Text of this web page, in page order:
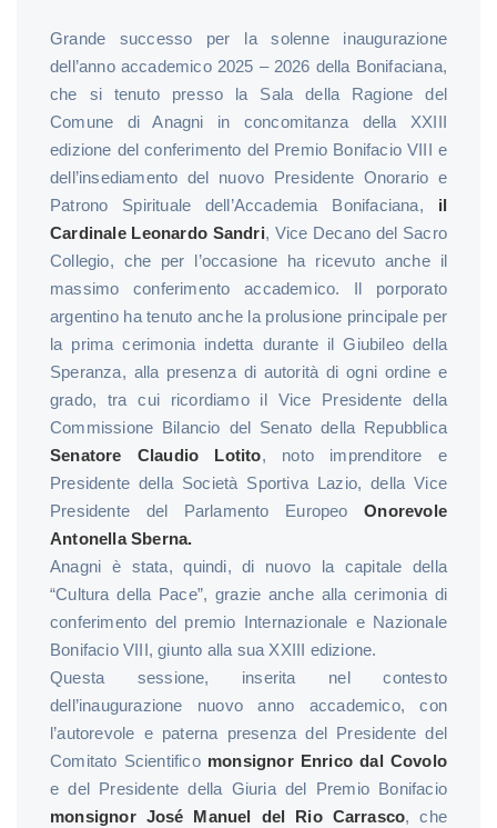
Grande successo per la solenne inaugurazione
dell’anno accademico 2025 – 2026 della Bonifaciana,
che si tenuto presso la Sala della Ragione del
Comune di Anagni in concomitanza della XXIII
edizione del conferimento del Premio Bonifacio VIII e
dell’insediamento del nuovo Presidente Onorario e
Patrono Spirituale dell’Accademia Bonifaciana, il
Cardinale Leonardo Sandri, Vice Decano del Sacro
Collegio, che per l’occasione ha ricevuto anche il
massimo conferimento accademico. Il porporato
argentino ha tenuto anche la prolusione principale per
la prima cerimonia indetta durante il Giubileo della
Speranza, alla presenza di autorità di ogni ordine e
grado, tra cui ricordiamo il Vice Presidente della
Commissione Bilancio del Senato della Repubblica
Senatore Claudio Lotito, noto imprenditore e
Presidente della Società Sportiva Lazio, della Vice
Presidente del Parlamento EuropeoOnorevole
Antonella Sberna.
Anagni è stata, quindi, di nuovo la capitale della
“Cultura della Pace”, grazie anche alla cerimonia di
conferimento del premio Internazionale e Nazionale
Bonifacio VIII, giunto alla sua XXIII edizione.
Questa sessione, inserita nel contesto
dell’inaugurazione nuovo anno accademico, con
l’autorevole e paterna presenza del Presidente del
Comitato Scientifico monsignor Enrico dal Covolo
e del Presidente della Giuria del Premio Bonifacio
monsignor José Manuel del Rio Carrasco, che